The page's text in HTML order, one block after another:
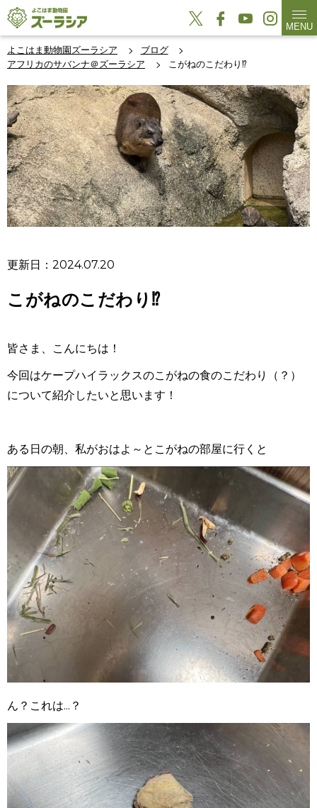
MENU
よこはま動物園ズーラシア
ブログ
アフリカのサバンナ＠ズーラシア
こがねのこだわり⁉
更新日：2024.07.20
こがねのこだわり⁉
皆さま、こんにちは！
今回はケープハイラックスのこがねの食のこだわり（？）
について紹介したいと思います！
ある日の朝、私がおはよ～とこがねの部屋に行くと
ん？これは...？